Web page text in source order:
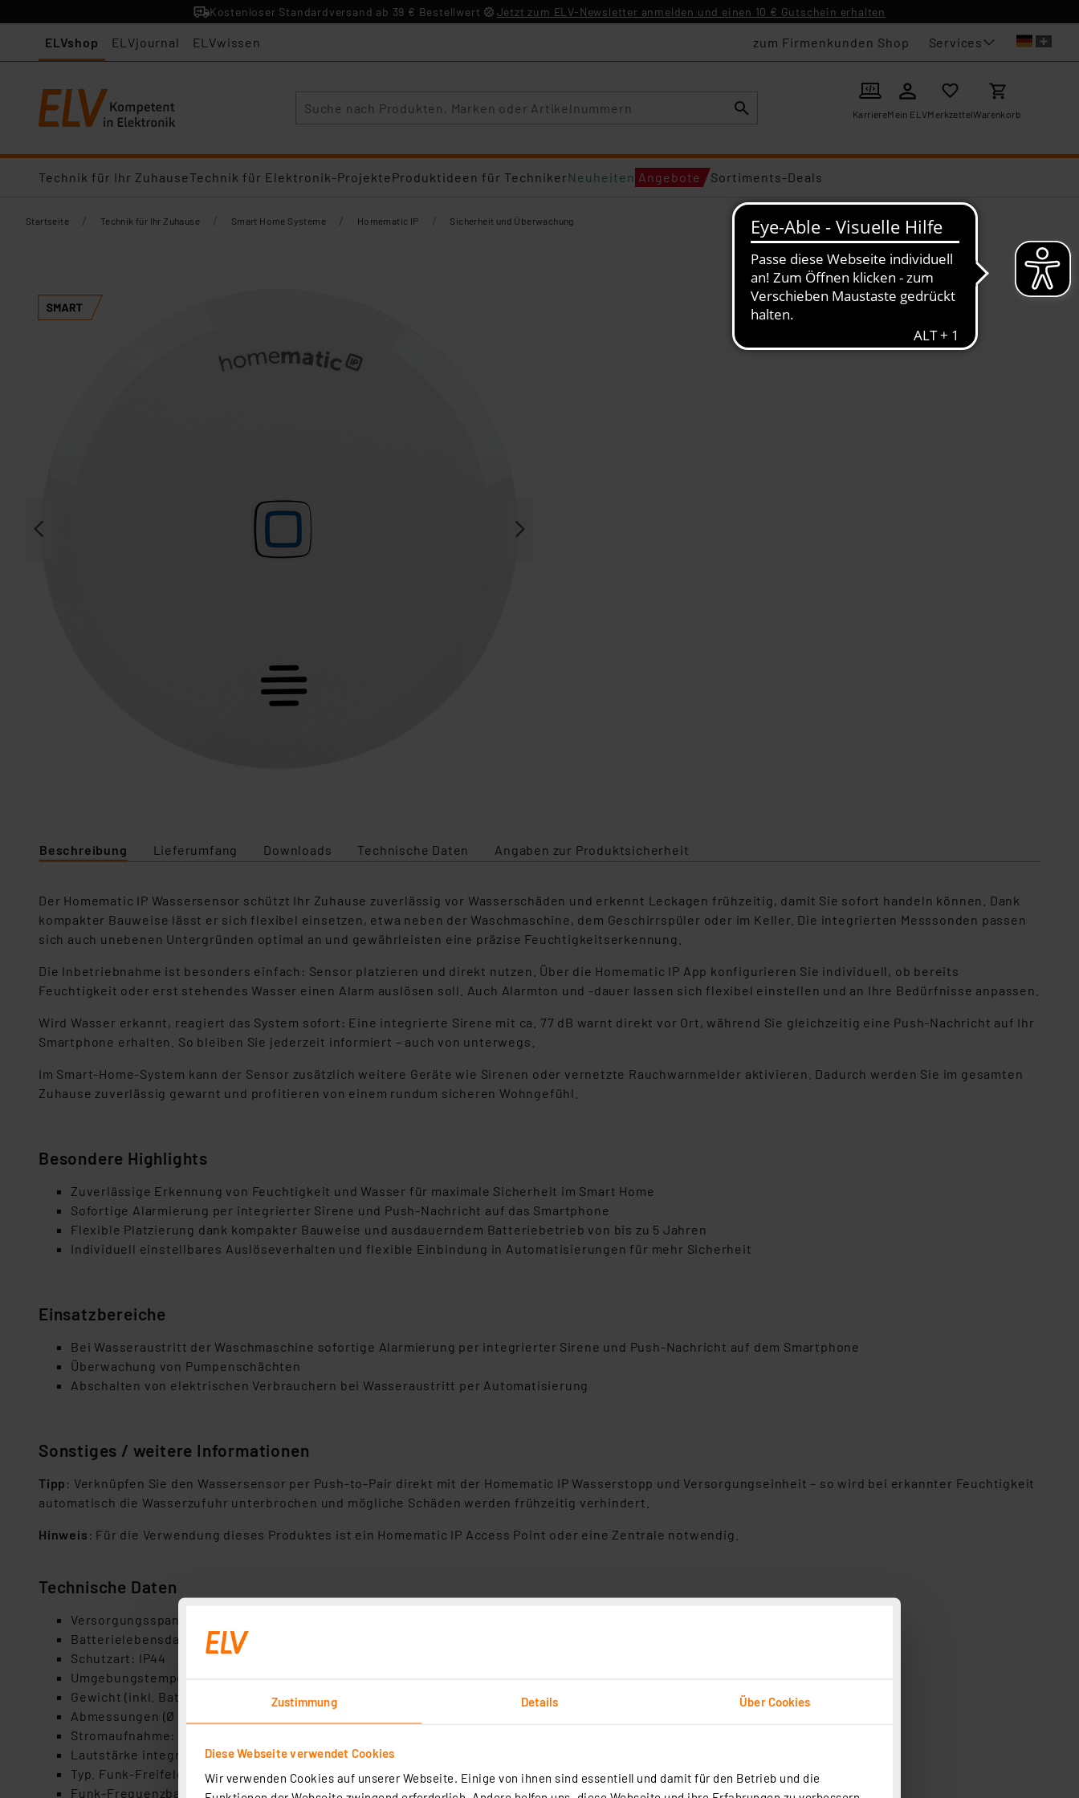
Zustimmung Details Über Cookies
Diese Webseite verwendet Cookies
Wir verwenden Cookies auf unserer Webseite. Einige von ihnen sind essentiell und damit für den Betrieb und die
Kostenloser Standardversand ab 39 € Bestellwert Jetzt zum ELV-Newsletter anmelden und einen 10 € Gutschein erhalten
ELVshop ELVjournal ELVwissen zum Firmenkunden Shop Services
KarriereMein ELVMerkzettelWarenkorb
Technik für Ihr ZuhauseTechnik für Elektronik-ProjekteProduktideen für TechnikerNeuheiten Angebote Sortiments-Deals
Startseite / Technik für Ihr Zuhause / Smart Home Systeme / Homematic IP / Sicherheit und Überwachung
Beschreibung Lieferumfang Downloads Technische Daten Angaben zur Produktsicherheit
Der Homematic IP Wassersensor schützt Ihr Zuhause zuverlässig vor Wasserschäden und erkennt Leckagen frühzeitig, damit Sie sofort handeln können. Dank
kompakter Bauweise lässt er sich flexibel einsetzen, etwa neben der Waschmaschine, dem Geschirrspüler oder im Keller. Die integrierten Messsonden passen
sich auch unebenen Untergründen optimal an und gewährleisten eine präzise Feuchtigkeitserkennung.
Die Inbetriebnahme ist besonders einfach: Sensor platzieren und direkt nutzen. Über die Homematic IP App konfigurieren Sie individuell, ob bereits
Feuchtigkeit oder erst stehendes Wasser einen Alarm auslösen soll. Auch Alarmton und -dauer lassen sich flexibel einstellen und an Ihre Bedürfnisse anpassen.
Wird Wasser erkannt, reagiert das System sofort: Eine integrierte Sirene mit ca. 77 dB warnt direkt vor Ort, während Sie gleichzeitig eine Push-Nachricht auf Ihr
Smartphone erhalten. So bleiben Sie jederzeit informiert – auch von unterwegs.
Im Smart-Home-System kann der Sensor zusätzlich weitere Geräte wie Sirenen oder vernetzte Rauchwarnmelder aktivieren. Dadurch werden Sie im gesamten
Zuhause zuverlässig gewarnt und profitieren von einem rundum sicheren Wohngefühl.
Besondere Highlights
Zuverlässige Erkennung von Feuchtigkeit und Wasser für maximale Sicherheit im Smart Home
Sofortige Alarmierung per integrierter Sirene und Push-Nachricht auf das Smartphone
Flexible Platzierung dank kompakter Bauweise und ausdauerndem Batteriebetrieb von bis zu 5 Jahren
Individuell einstellbares Auslöseverhalten und flexible Einbindung in Automatisierungen für mehr Sicherheit
Einsatzbereiche
Bei Wasseraustritt der Waschmaschine sofortige Alarmierung per integrierter Sirene und Push-Nachricht auf dem Smartphone
Überwachung von Pumpenschächten
Abschalten von elektrischen Verbrauchern bei Wasseraustritt per Automatisierung
Sonstiges / weitere Informationen
Tipp : Verknüpfen Sie den Wassersensor per Push-to-Pair direkt mit der Homematic IP Wasserstopp und Versorgungseinheit – so wird bei erkannter Feuchtigkeit
automatisch die Wasserzufuhr unterbrochen und mögliche Schäden werden frühzeitig verhindert.
Hinweis : Für die Verwendung dieses Produktes ist ein Homematic IP Access Point oder eine Zentrale notwendig.
Technische Daten
Versorgungsspannung: 2× 1,5 V LR03/Micro/AAA
Batterielebensdauer: 5 Jahre (typ.)
Schutzart: IP44
Umgebungstemperatur: –20 – +55D°C
Gewicht (inkl. Batterien): 78 g
Abmessungen (Ø × H): 80 x 30 mm
Stromaufnahme: 100 mA
Lautstärke integrierte Sirene: ca. 77 dB (in 1 m Entfernung)
Typ. Funk-Freifeldreichweite: 230 m
Funk-Frequenzband: 868,0-868,6 MHz / 869,4-869,65 MHz